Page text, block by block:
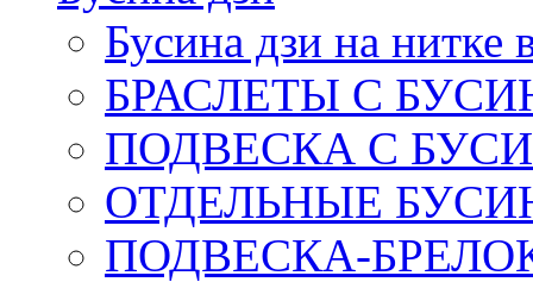
Бусина дзи на нитке
БРАСЛЕТЫ С
ПОДВЕСКА С
ОТДЕЛЬНЫЕ
ПОДВЕСКА-